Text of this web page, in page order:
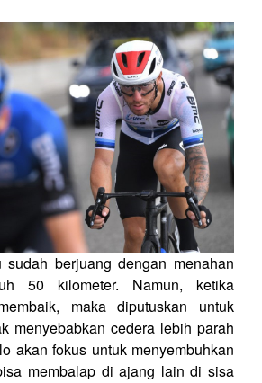
sudah berjuang dengan menahan
50 kilometer. Namun, ketika
maka diputuskan untuk
menyebabkan cedera lebih parah
akan fokus untuk menyembuhkan
membalap di ajang lain di sisa